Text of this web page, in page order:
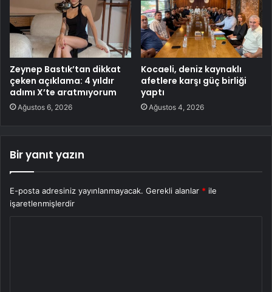
Zeynep Bastık’tan dikkat
çeken açıklama: 4 yıldır
adımı X’te aratmıyorum
Ağustos 6, 2026
Kocaeli, deniz kaynaklı
afetlere karşı güç birliği
yaptı
Ağustos 4, 2026
Bir yanıt yazın
E-posta adresiniz yayınlanmayacak. Gerekli alanlar * ile
işaretlenmişlerdir